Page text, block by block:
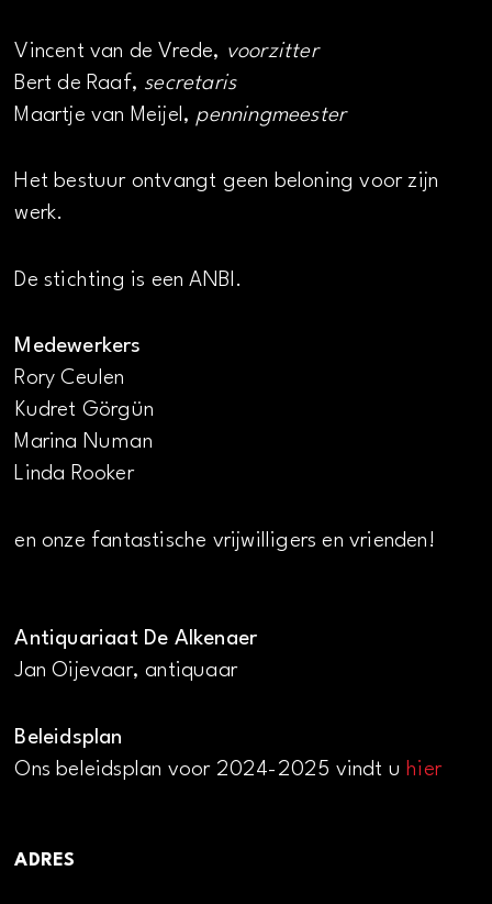
Vincent van de Vrede, voorzitter
Bert de Raaf, secretaris
Maartje van Meijel, penningmeester
Het bestuur ontvangt geen beloning voor zijn
werk.
De stichting is een ANBI.
Medewerkers
Rory Ceulen
Kudret Görgün
Marina Numan
Linda Rooker
en onze fantastische vrijwilligers en vrienden!
Antiquariaat De Alkenaer
Jan Oijevaar, antiquaar
Beleidsplan
Ons beleidsplan voor 2024-2025 vindt u hier
ADRES